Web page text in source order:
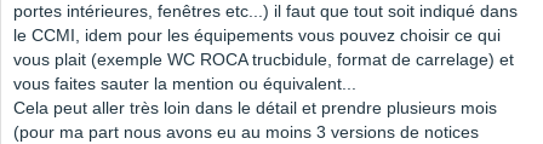
portes intérieures, fenêtres etc...) il faut que tout soit indiqué dans
le CCMI, idem pour les équipements vous pouvez choisir ce qui
vous plait (exemple WC ROCA trucbidule, format de carrelage) et
vous faites sauter la mention ou équivalent...
Cela peut aller très loin dans le détail et prendre plusieurs mois
(pour ma part nous avons eu au moins 3 versions de notices